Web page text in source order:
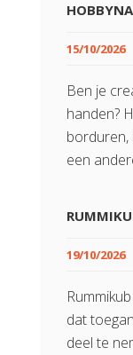
15/10/2026
Ben je
handen?
borduren,
een
19/10/2026
dat
deel te